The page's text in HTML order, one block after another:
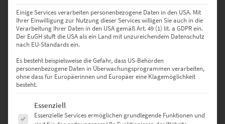
zzgl.Versand
Lieferzeit: ca. 10 Werktage
Wandbilder für den Flur mit
authentischem Charme
Einige Services verarbeiten personenbezogene Daten in den USA. Mit
Ihrer Einwilligung zur Nutzung dieser Services willigen Sie auch in die
Verarbeitung Ihrer Daten in den USA gemäß Art. 49 (1) lit. a GDPR ein.
Der EuGH stuft die USA als ein Land mit unzureichendem Datenschutz
nach EU-Standards ein.
Es besteht beispielsweise die Gefahr, dass US-Behörden
personenbezogene Daten in Überwachungsprogrammen verarbeiten,
ohne dass für Europäerinnen und Europäer eine Klagemöglichkeit
besteht.
Es folgt eine Liste der Service-Gruppen, für die eine Einwilligung
Essenziell
Essenzielle Services ermöglichen grundlegende Funktionen und